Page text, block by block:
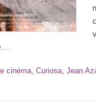
cinéma, Curiosa, Jean